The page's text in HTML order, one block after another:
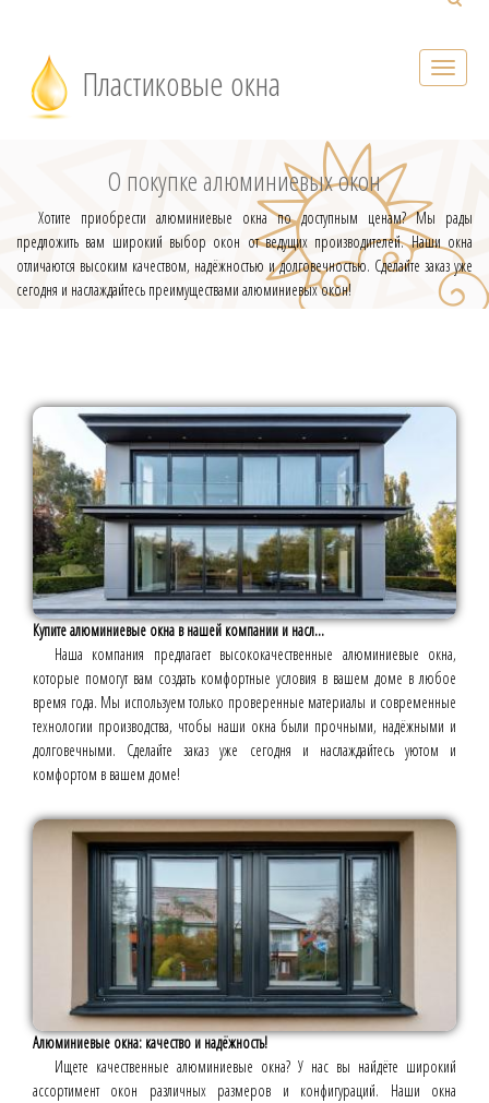
Пластиковые окна
О покупке алюминиевых окон
Хотите приобрести алюминиевые окна по доступным ценам? Мы рады
предложить вам широкий выбор окон от ведущих производителей. Наши окна
отличаются высоким качеством, надёжностью и долговечностью. Сделайте заказ уже
сегодня и наслаждайтесь преимуществами алюминиевых окон!
Купите алюминиевые окна в нашей компании и насл...
Наша компания предлагает высококачественные алюминиевые окна,
которые помогут вам создать комфортные условия в вашем доме в любое
время года. Мы используем только проверенные материалы и современные
технологии производства, чтобы наши окна были прочными, надёжными и
долговечными. Сделайте заказ уже сегодня и наслаждайтесь уютом и
комфортом в вашем доме!
Алюминиевые окна: качество и надёжность!
Ищете качественные алюминиевые окна? У нас вы найдёте широкий
ассортимент окон различных размеров и конфигураций. Наши окна